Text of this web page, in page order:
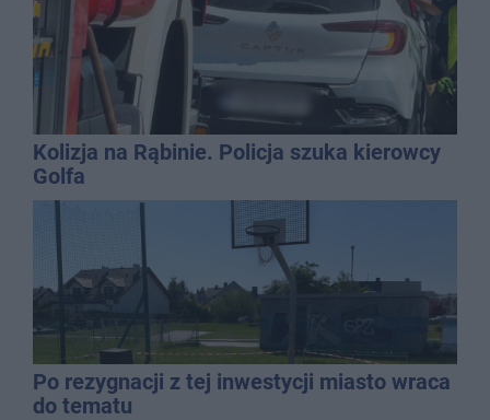
Kolizja na Rąbinie. Policja szuka kierowcy
Golfa
Po rezygnacji z tej inwestycji miasto wraca
do tematu